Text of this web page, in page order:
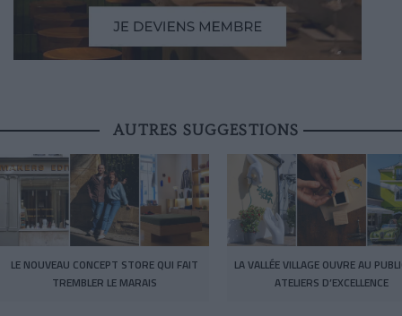
AUTRES SUGGESTIONS
LE NOUVEAU CONCEPT STORE QUI FAIT
TREMBLER LE MARAIS
LA VALLÉE VILLAGE OUVRE AU
ATELIERS D’EXCELLENCE